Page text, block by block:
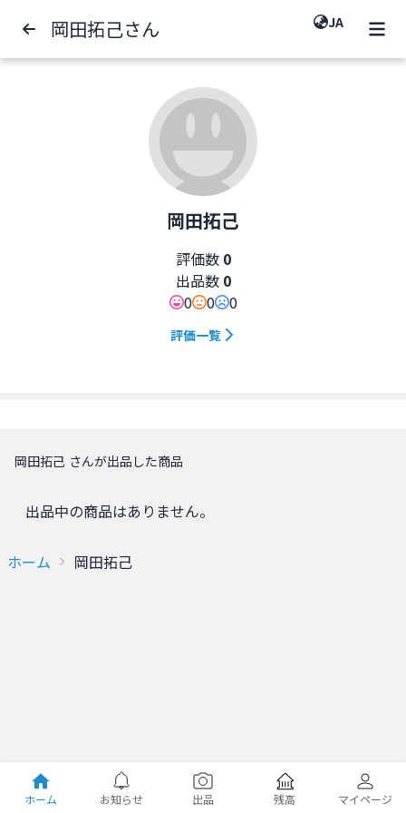
岡田拓己さん JA
岡田拓己
評価数 0
出品数 0
0
0 0
評価一覧
岡田拓己 さんが出品した商品
出品中の商品はありません。
ホーム 岡田拓己
ホーム お知らせ 出品 残高 マイページ